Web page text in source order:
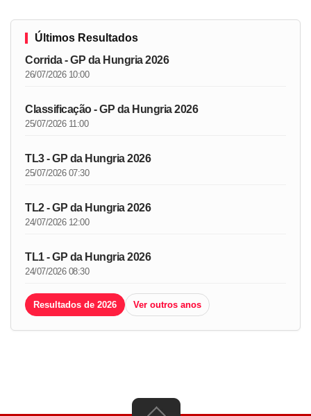
Últimos Resultados
Corrida - GP da Hungria 2026
26/07/2026 10:00
Classificação - GP da Hungria 2026
25/07/2026 11:00
TL3 - GP da Hungria 2026
25/07/2026 07:30
TL2 - GP da Hungria 2026
24/07/2026 12:00
TL1 - GP da Hungria 2026
24/07/2026 08:30
Resultados de 2026 Ver outros anos